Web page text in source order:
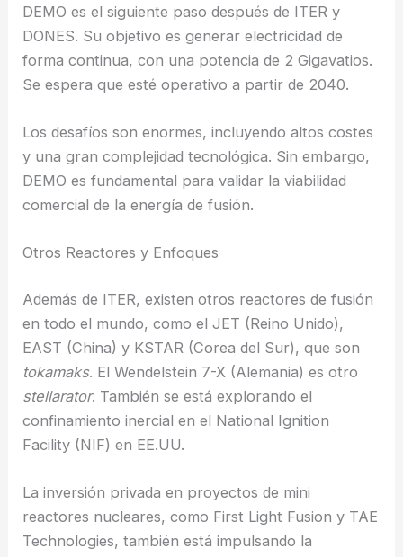
DEMO es el siguiente paso después de ITER y
DONES. Su objetivo es generar electricidad de
forma continua, con una potencia de 2 Gigavatios.
Se espera que esté operativo a partir de 2040.
Los desafíos son enormes, incluyendo altos costes
y una gran complejidad tecnológica. Sin embargo,
DEMO es fundamental para validar la viabilidad
comercial de la energía de fusión.
Otros Reactores y Enfoques
Además de ITER, existen otros reactores de fusión
en todo el mundo, como el JET (Reino Unido),
EAST (China) y KSTAR (Corea del Sur), que son
tokamaks. El Wendelstein 7-X (Alemania) es otro
stellarator. También se está explorando el
confinamiento inercial en el National Ignition
Facility (NIF) en EE.UU.
La inversión privada en proyectos de mini
reactores nucleares, como First Light Fusion y TAE
Technologies, también está impulsando la